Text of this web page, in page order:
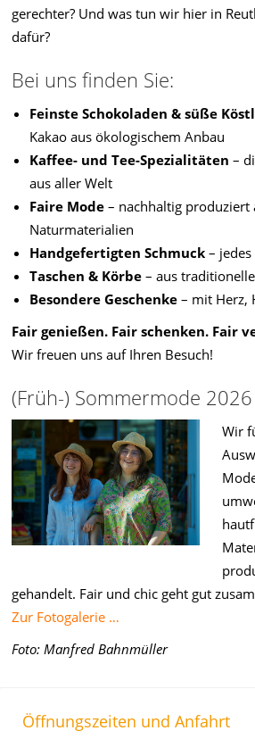
gerechter? Und was tun wir hier in
dafür?
Bei uns finden Sie:
Feinste Schokoladen & süße
Kakao aus ökologischem Anbau
Kaffee- und Tee-Spezialitäten –
aus aller Welt
Faire Mode– nachhaltig produziert
Naturmaterialien
Handgefertigten Schmuck– jedes
Taschen & Körbe– aus
Besondere Geschenke– mit Herz,
Fair genießen. Fair schenken. Fair
Wir freuen uns auf Ihren Besuch!
(Früh-) Sommermode 2026
Wir
gehandelt. Fair und chic geht gut
Zur Fotogalerie …
Foto: Manfred Bahnmüller
Öffnungszeiten und Anfahrt